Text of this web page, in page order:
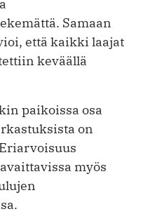
Samaan
että kaikki laajat
keväällä
paikoissa osa
on
myös